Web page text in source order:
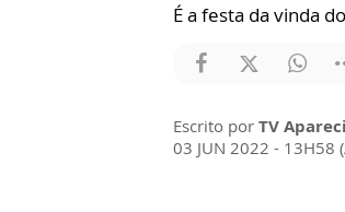
É a festa da vinda
Escrito por TV
03 JUN 2022 - 13H58